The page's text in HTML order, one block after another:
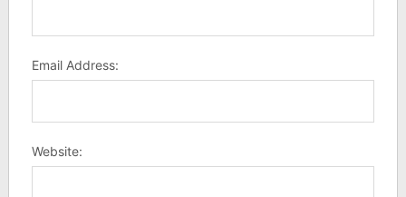
Email Address:
Website: